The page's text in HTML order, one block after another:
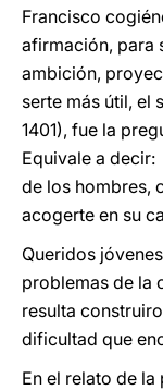
Francisco
afirmación, para
ambición,
serte más útil, el
1401), fue la
Equivale a
de los hombres,
acogerte en su
Queridos
problemas de la
resulta
dificultad que
En el relato de